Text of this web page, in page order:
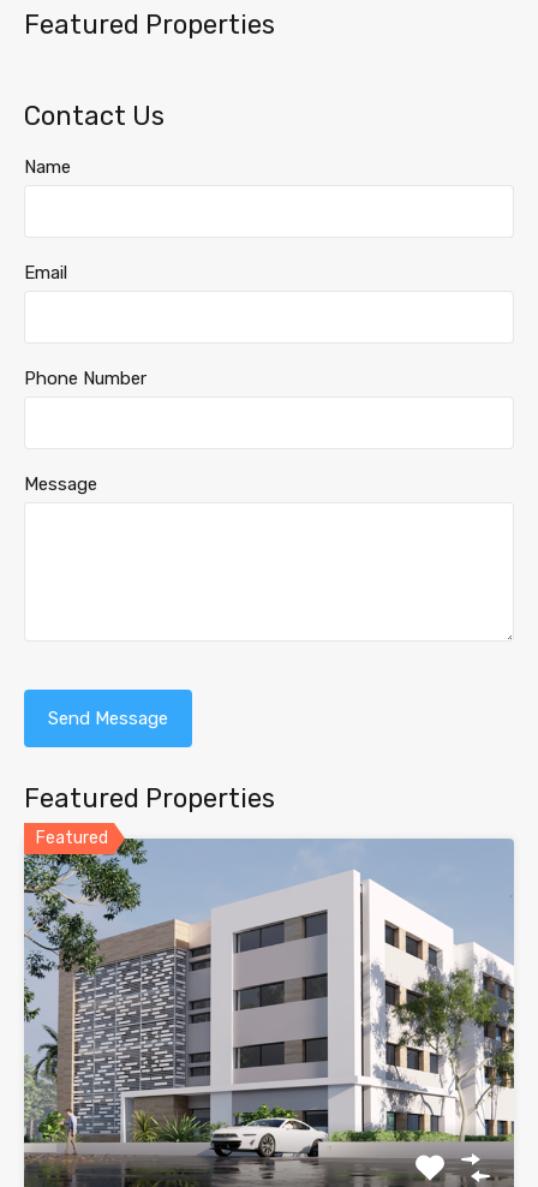
Featured Properties
Contact Us
Name
Email
Phone Number
Message
Featured Properties
Featured